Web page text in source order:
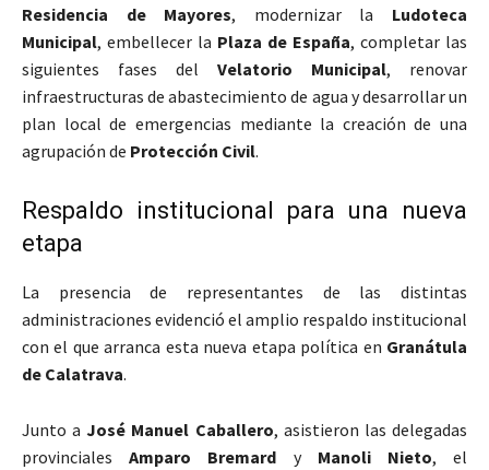
Residencia de Mayores, modernizar la Ludoteca
Municipal, embellecer la Plaza de España, completar las
siguientes fases del Velatorio Municipal, renovar
infraestructuras de abastecimiento de agua y desarrollar un
plan local de emergencias mediante la creación de una
agrupación de Protección Civil.
Respaldo institucional para una nueva
etapa
La presencia de representantes de las distintas
administraciones evidenció el amplio respaldo institucional
con el que arranca esta nueva etapa política en Granátula
de Calatrava.
Junto aJosé Manuel Caballero, asistieron las delegadas
provincialesAmparo Bremard y Manoli Nieto, el